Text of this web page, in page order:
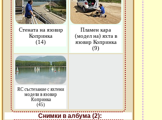
Стената на язовир
Копринка
(14)
Пламен кара
(модел на) яхта в
язовир Копринка
(9)
RC състезание с яхтени
модели в язовир
Копринка
(45)
Снимки в албума (2):